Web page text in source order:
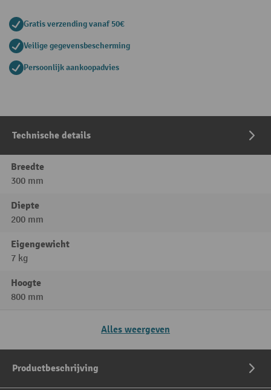
Gratis verzending vanaf 50€
Veilige gegevensbescherming
Persoonlijk aankoopadvies
Technische details
Breedte
300 mm
Diepte
200 mm
Eigengewicht
7 kg
Hoogte
800 mm
Alles weergeven
Productbeschrijving